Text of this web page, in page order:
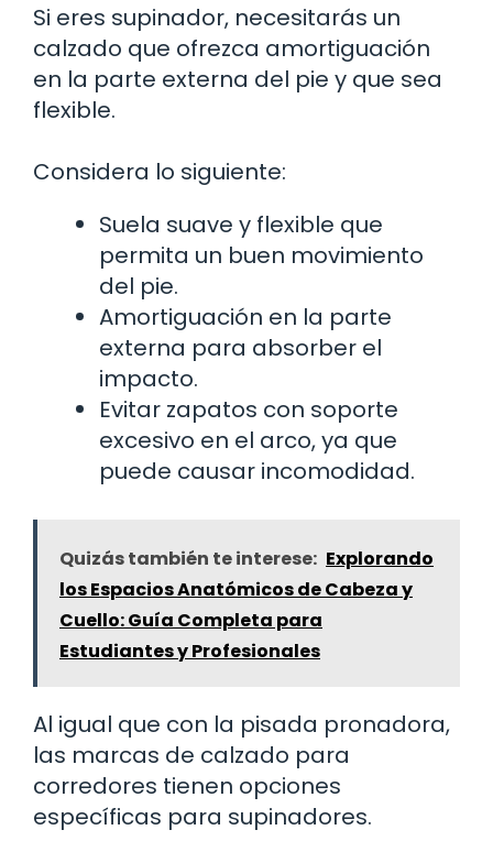
Si eres supinador, necesitarás un
calzado que ofrezca amortiguación
en la parte externa del pie y que sea
flexible.
Considera lo siguiente:
Suela suave y flexible que
permita un buen movimiento
del pie.
Amortiguación en la parte
externa para absorber el
impacto.
Evitar zapatos con soporte
excesivo en el arco, ya que
puede causar incomodidad.
Quizás también te interese: Explorando
los Espacios Anatómicos de Cabeza y
Cuello: Guía Completa para
Estudiantes y Profesionales
Al igual que con la pisada pronadora,
las marcas de calzado para
corredores tienen opciones
específicas para supinadores.